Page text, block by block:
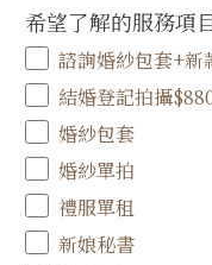
希望了解的服務項
諮詢婚紗包套+新
結婚登記拍攝
婚紗包套
婚紗單拍
禮服單租
新娘秘書